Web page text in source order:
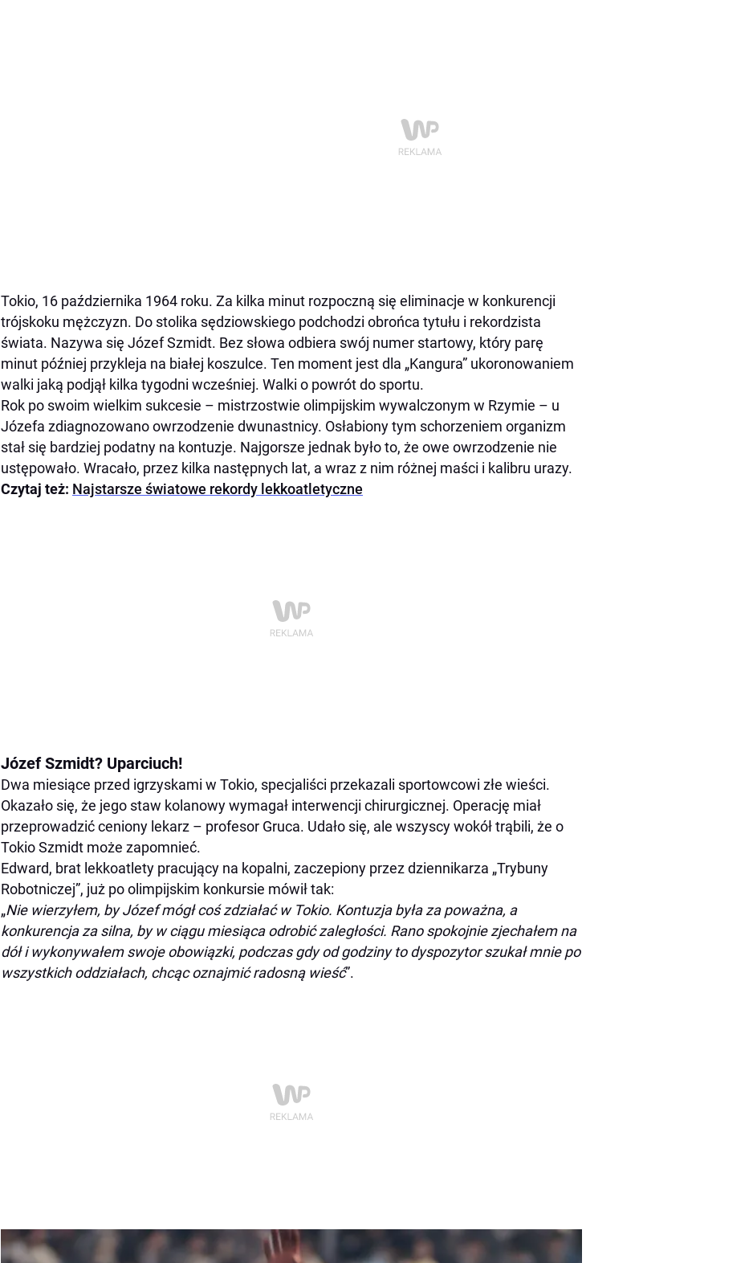
Tokio, 16 października 1964 roku. Za kilka minut rozpoczną się eliminacje w konkurencji
trójskoku mężczyzn. Do stolika sędziowskiego podchodzi obrońca tytułu i rekordzista
świata. Nazywa się Józef Szmidt. Bez słowa odbiera swój numer startowy, który parę
minut później przykleja na białej koszulce. Ten moment jest dla „Kangura” ukoronowaniem
walki jaką podjął kilka tygodni wcześniej. Walki o powrót do sportu.
Rok po swoim wielkim sukcesie – mistrzostwie olimpijskim wywalczonym w Rzymie – u
Józefa zdiagnozowano owrzodzenie dwunastnicy. Osłabiony tym schorzeniem organizm
stał się bardziej podatny na kontuzje. Najgorsze jednak było to, że owe owrzodzenie nie
ustępowało. Wracało, przez kilka następnych lat, a wraz z nim różnej maści i kalibru urazy.
Czytaj też: Najstarsze światowe rekordy lekkoatletyczne
Józef Szmidt? Uparciuch!
Dwa miesiące przed igrzyskami w Tokio, specjaliści przekazali sportowcowi złe wieści.
Okazało się, że jego staw kolanowy wymagał interwencji chirurgicznej. Operację miał
przeprowadzić ceniony lekarz – profesor Gruca. Udało się, ale wszyscy wokół trąbili, że o
Tokio Szmidt może zapomnieć.
Edward, brat lekkoatlety pracujący na kopalni, zaczepiony przez dziennikarza „Trybuny
Robotniczej”, już po olimpijskim konkursie mówił tak:
„Nie wierzyłem, by Józef mógł coś zdziałać w Tokio. Kontuzja była za poważna, a
konkurencja za silna, by w ciągu miesiąca odrobić zaległości. Rano spokojnie zjechałem na
dół i wykonywałem swoje obowiązki, podczas gdy od godziny to dyspozytor szukał mnie po
wszystkich oddziałach, chcąc oznajmić radosną wieść”.